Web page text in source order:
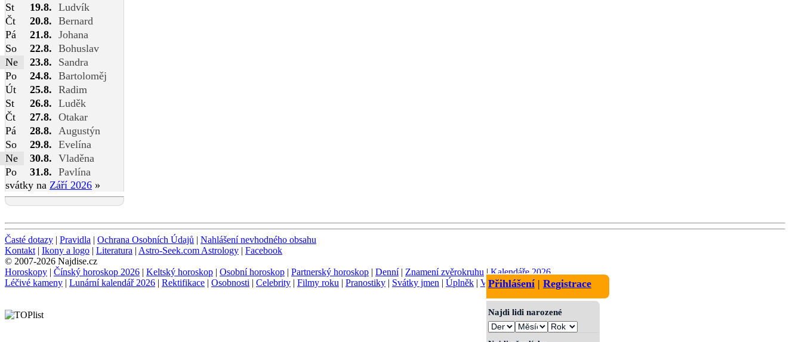
St
19.8. Ludvík
Čt
20.8. Bernard
Pá
21.8. Johana
So
22.8. Bohuslav
Ne
23.8.
Sandra
Po
24.8. Bartoloměj
Út
25.8. Radim
St
26.8. Luděk
Čt
27.8. Otakar
Pá
28.8.
Augustýn
So
29.8. Evelína
Ne
30.8. Vladěna
Po
31.8. Pavlína
svátky na Září 2026 »
Přihlášení| Registrace
Najdi lidi narozené
Časté dotazy | Pravidla | Ochrana Osobních Údajů | Nahlášení nevhodného obsahu
Kontakt | Ikony a logo | Literatura | Astro-Seek.com Astrology | Facebook
© 2007-2026 Najdise.cz
Horoskopy | Čínský horoskop 2026 | Keltský horoskop | Osobní horoskop | Partnerský horoskop | Denní| Znamení zvěrokruhu | Kalendáře 2026
Léčivé kameny | Lunární kalendář 2026 | Rektifikace | Osobnosti | Celebrity | Filmy roku | Pranostiky | Svátky jmen | Úplněk | Význam jmen